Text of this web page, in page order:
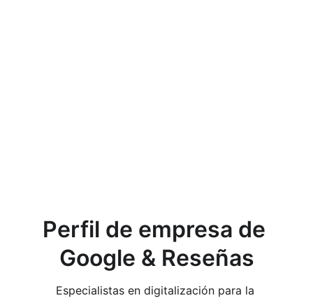
Perfil de empresa de
Google & Reseñas
Especialistas en digitalización para la